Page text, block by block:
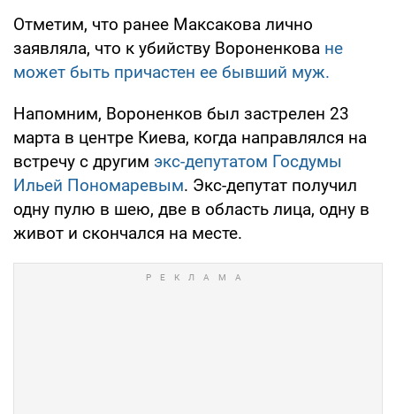
Отметим, что ранее Максакова лично
заявляла, что к убийству Вороненкова не
может быть причастен ее бывший муж.
Напомним, Вороненков был застрелен 23
марта в центре Киева, когда направлялся на
встречу с другим экс-депутатом Госдумы
Ильей Пономаревым. Экс-депутат получил
одну пулю в шею, две в область лица, одну в
живот и скончался на месте.